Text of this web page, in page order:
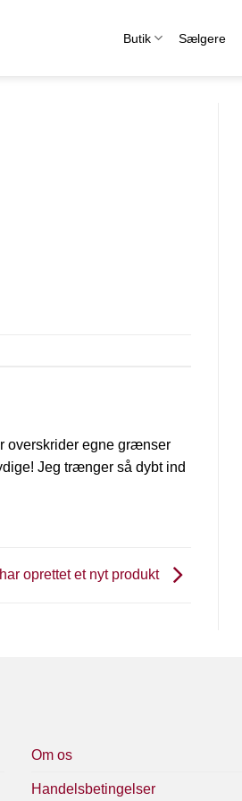
Butik Sælgere
overskrider egne grænser
Jeg trænger så dybt ind
oprettet et nyt produkt
Om os
Handelsbetingelser